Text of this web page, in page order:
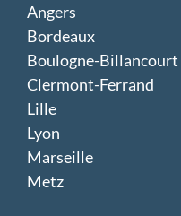
Angers
Bordeaux
Boulogne-Billancourt
Clermont-Ferrand
Lille
Lyon
Marseille
Metz